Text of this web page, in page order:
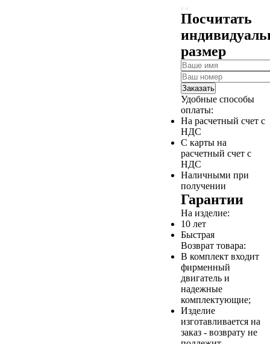
Посчитать
размер
Заказать
Удобные способы
оплаты:
На расчетный счет с
НДС
С карты на
расчетный счет с
НДС
Наличными при
получении
Гарантии
На изделие:
10 лет
Быстрая
Возврат товара:
В комплект входит
фирменный
двигатель и
надежные
комплектующие;
Изделие
изготавливается на
заказ - возврату не